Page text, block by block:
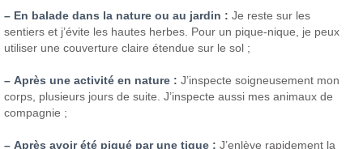
– En balade dans la nature ou au jardin : Je reste sur les
sentiers et j’évite les hautes herbes. Pour un pique-nique, je peux
utiliser une couverture claire étendue sur le sol ;
– Après une activité en nature : J’inspecte soigneusement mon
corps, plusieurs jours de suite. J’inspecte aussi mes animaux de
compagnie ;
– Après avoir été piqué par une tique : J’enlève rapidement la